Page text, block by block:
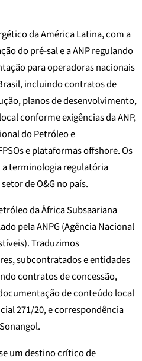
da América Latina, com a
do pré-sal e a ANP regulando
para operadoras nacionais
incluindo contratos de
planos de desenvolvimento,
conforme exigências da ANP,
do Petróleo e
e plataformas offshore. Os
terminologia regulatória
de O&G no país.
da África Subsaariana
pela ANPG (Agência Nacional
Traduzimos
subcontratados e entidades
contratos de concessão,
de conteúdo local
271/20, e correspondência
um destino crítico de